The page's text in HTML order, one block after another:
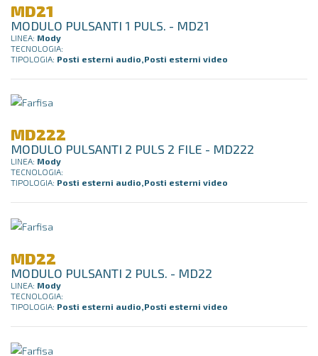
MD21
MODULO PULSANTI 1 PULS. - MD21
LINEA: Mody
TECNOLOGIA:
TIPOLOGIA: Posti esterni audio,Posti esterni video
MD222
MODULO PULSANTI 2 PULS 2 FILE - MD222
LINEA: Mody
TECNOLOGIA:
TIPOLOGIA: Posti esterni audio,Posti esterni video
MD22
MODULO PULSANTI 2 PULS. - MD22
LINEA: Mody
TECNOLOGIA:
TIPOLOGIA: Posti esterni audio,Posti esterni video